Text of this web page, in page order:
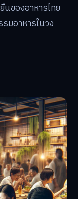
ของอาหารไทย
มอาหารในวง